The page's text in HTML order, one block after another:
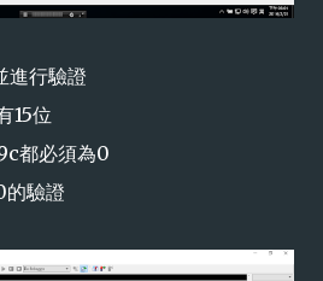
行驗證
15位
都必須為0
驗證